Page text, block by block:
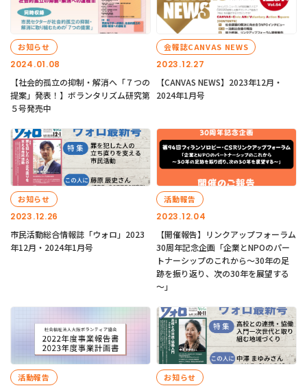
2024.01.08
お知らせ
【社会的孤立の抑制・解消へ「７つの
提案」発表！】ボランタリズム研究第
５号発売中
2023.12.27
会報誌CANVAS NEWS
【CANVAS NEWS】2023年12月・
2024年1月号
2023.12.26
お知らせ
市民活動総合情報誌「ウォロ」2023
年12月・2024年1月号
2023.12.04
活動報告
【開催報告】リンクアップフォーラム
30周年記念企画「企業とNPOのパー
トナーシップのこれから～30年の足
跡を振り返り、次の30年を展望する
～」
活動報告 お知らせ